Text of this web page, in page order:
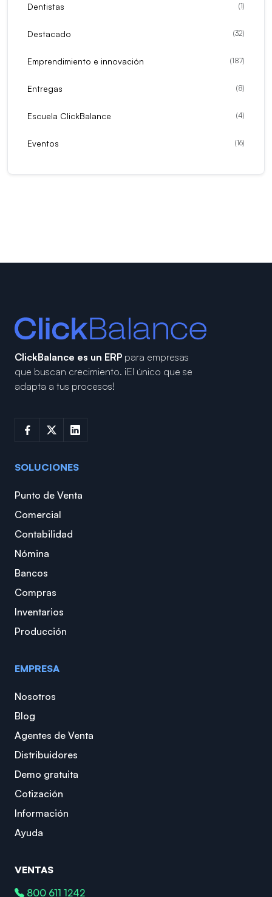
Dentistas (1)
Destacado (32)
Emprendimiento e innovación (187)
Entregas (8)
Escuela ClickBalance (4)
Eventos (16)
ClickBalance es un ERP para empresas
que buscan crecimiento. ¡El único que se
adapta a tus procesos!
SOLUCIONES
Punto de Venta
Comercial
Contabilidad
Nómina
Bancos
Compras
Inventarios
Producción
EMPRESA
Nosotros
Blog
Agentes de Venta
Distribuidores
Demo gratuita
Cotización
Información
Ayuda
VENTAS
800 611 1242